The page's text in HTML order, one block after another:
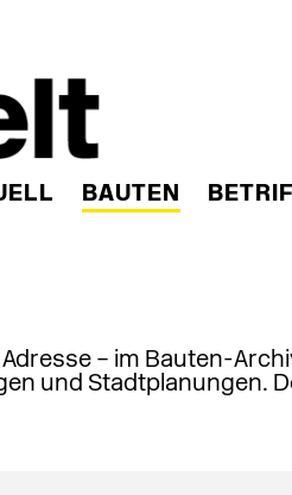
BAUTEN
– im Bauten-
und Stadtplanungen.